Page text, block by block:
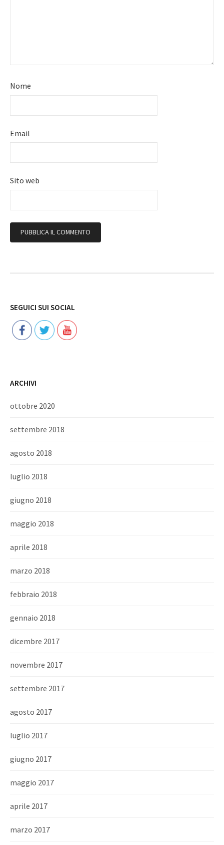
Nome
Email
Sito web
SEGUICI SUI SOCIAL
ARCHIVI
ottobre 2020
settembre 2018
agosto 2018
luglio 2018
giugno 2018
maggio 2018
aprile 2018
marzo 2018
febbraio 2018
gennaio 2018
dicembre 2017
novembre 2017
settembre 2017
agosto 2017
luglio 2017
giugno 2017
maggio 2017
aprile 2017
marzo 2017